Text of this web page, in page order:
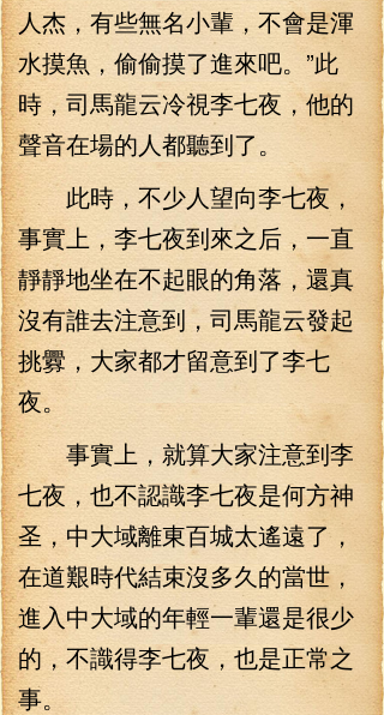
人杰，有些無名小輩，不會是渾
水摸魚，偷偷摸了進來吧。”此
時，司馬龍云冷視李七夜，他的
聲音在場的人都聽到了。
此時，不少人望向李七夜，
事實上，李七夜到來之后，一直
靜靜地坐在不起眼的角落，還真
沒有誰去注意到，司馬龍云發起
挑釁，大家都才留意到了李七
夜。
事實上，就算大家注意到李
七夜，也不認識李七夜是何方神
圣，中大域離東百城太遙遠了，
在道艱時代結束沒多久的當世，
進入中大域的年輕一輩還是很少
的，不識得李七夜，也是正常之
事。